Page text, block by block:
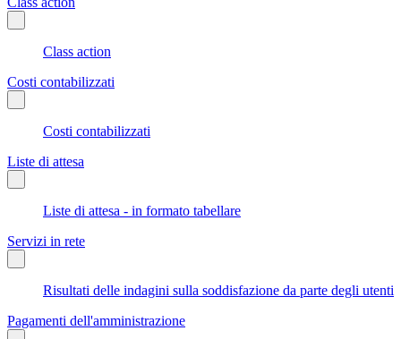
Class action
Costi contabilizzati
Costi contabilizzati
Liste di attesa
Liste di attesa - in formato tabellare
Servizi in rete
Risultati delle indagini sulla soddisfazione da parte degli utenti
Pagamenti dell'amministrazione